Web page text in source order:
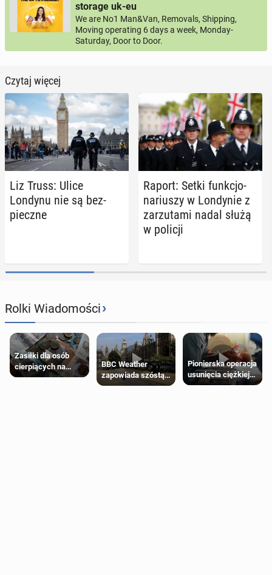
storage uk-eu
We are No1 Man&Van, Removals, Shipping,
Moving operating 6 days a week, Monday-
Saturday, Door to Door.
Czytaj więcej
Liz Truss: Ulice
Londynu nie są bez­
piecz­ne
Raport: Setki funk­cjo­
na­riu­szy w Lon­dy­nie z
za­rzu­ta­mi nadal służą
w policji
Rolki Wiadomości›
Zasiłki dla osób
cierpiących na
schorzenia
BBC Weather
zapowiada szóstą
falę upałów w
Pionierska operacja
usunięcia ciężkiej
wady wrodzonej